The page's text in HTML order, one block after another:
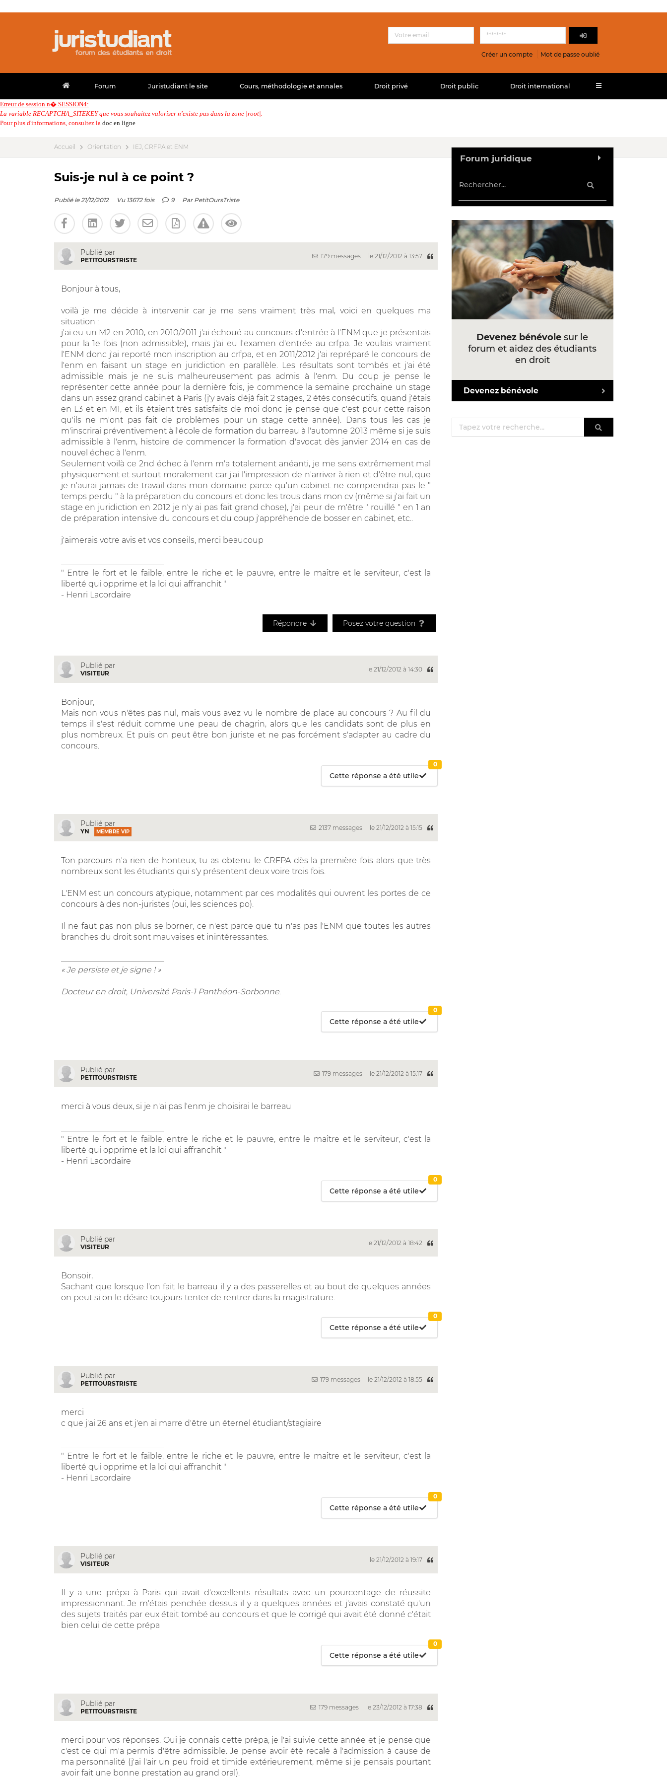
Créer un compte Mot de passe oublié
Forum Juristudiant le site Cours, méthodologie et annales Droit privé Droit public Droit international
Erreur de session n� SESSION4:
La variable RECAPTCHA_SITEKEY que vous souhaitez valoriser n'existe pas dans la zone |root|.
Pour plus d'informations, consultez la doc en ligne
Accueil Orientation IEJ, CRFPA et ENM
Suis-je nul à ce point ?
Publié le 21/12/2012 Vu 13672 fois 9 Par PetitOursTriste
Publié par
PETITOURSTRISTE
179 messages le 21/12/2012 à 13:57
Bonjour à tous,
voilà je me décide à intervenir car je me sens vraiment très mal, voici en quelques ma
situation :
j'ai eu un M2 en 2010, en 2010/2011 j'ai échoué au concours d'entrée à l'ENM que je présentais
pour la 1e fois (non admissible), mais j'ai eu l'examen d'entrée au crfpa. Je voulais vraiment
l'ENM donc j'ai reporté mon inscription au crfpa, et en 2011/2012 j'ai repréparé le concours de
l'enm en faisant un stage en juridiction en parallèle. Les résultats sont tombés et j'ai été
admissible mais je ne suis malheureusement pas admis à l'enm. Du coup je pense le
représenter cette année pour la dernière fois, je commence la semaine prochaine un stage
dans un assez grand cabinet à Paris (j'y avais déjà fait 2 stages, 2 étés consécutifs, quand j'étais
en L3 et en M1, et ils étaient très satisfaits de moi donc je pense que c'est pour cette raison
qu'ils ne m'ont pas fait de problèmes pour un stage cette année). Dans tous les cas je
m'inscrirai préventivement à l'école de formation du barreau à l'automne 2013 même si je suis
admissible à l'enm, histoire de commencer la formation d'avocat dès janvier 2014 en cas de
nouvel échec à l'enm.
Seulement voilà ce 2nd échec à l'enm m'a totalement anéanti, je me sens extrêmement mal
physiquement et surtout moralement car j'ai l'impression de n'arriver à rien et d'être nul, que
je n'aurai jamais de travail dans mon domaine parce qu'un cabinet ne comprendrai pas le "
temps perdu " à la préparation du concours et donc les trous dans mon cv (même si j'ai fait un
stage en juridiction en 2012 je n'y ai pas fait grand chose), j'ai peur de m'être " rouillé " en 1 an
de préparation intensive du concours et du coup j'appréhende de bosser en cabinet, etc..
j'aimerais votre avis et vos conseils, merci beaucoup
" Entre le fort et le faible, entre le riche et le pauvre, entre le maître et le serviteur, c'est la
liberté qui opprime et la loi qui affranchit "
- Henri Lacordaire
Répondre Posez votre question
Publié par
VISITEUR
le 21/12/2012 à 14:30
Bonjour,
Mais non vous n'êtes pas nul, mais vous avez vu le nombre de place au concours ? Au fil du
temps il s'est réduit comme une peau de chagrin, alors que les candidats sont de plus en
plus nombreux. Et puis on peut être bon juriste et ne pas forcément s'adapter au cadre du
concours.
Cette réponse a été utile
0
Publié par
YN MEMBRE VIP
2137 messages le 21/12/2012 à 15:15
Ton parcours n'a rien de honteux, tu as obtenu le CRFPA dès la première fois alors que très
nombreux sont les étudiants qui s'y présentent deux voire trois fois.
L'ENM est un concours atypique, notamment par ces modalités qui ouvrent les portes de ce
concours à des non-juristes (oui, les sciences po).
Il ne faut pas non plus se borner, ce n'est parce que tu n'as pas l'ENM que toutes les autres
branches du droit sont mauvaises et inintéressantes.
« Je persiste et je signe ! »
Docteur en droit, Université Paris-1 Panthéon-Sorbonne.
Cette réponse a été utile
0
Publié par
PETITOURSTRISTE
179 messages le 21/12/2012 à 15:17
merci à vous deux, si je n'ai pas l'enm je choisirai le barreau
" Entre le fort et le faible, entre le riche et le pauvre, entre le maître et le serviteur, c'est la
liberté qui opprime et la loi qui affranchit "
- Henri Lacordaire
Cette réponse a été utile
0
Publié par
VISITEUR
le 21/12/2012 à 18:42
Bonsoir,
Sachant que lorsque l'on fait le barreau il y a des passerelles et au bout de quelques années
on peut si on le désire toujours tenter de rentrer dans la magistrature.
Cette réponse a été utile
0
Publié par
PETITOURSTRISTE
179 messages le 21/12/2012 à 18:55
merci
c que j'ai 26 ans et j'en ai marre d'être un éternel étudiant/stagiaire
" Entre le fort et le faible, entre le riche et le pauvre, entre le maître et le serviteur, c'est la
liberté qui opprime et la loi qui affranchit "
- Henri Lacordaire
Cette réponse a été utile
0
Publié par
VISITEUR
le 21/12/2012 à 19:17
Il y a une prépa à Paris qui avait d'excellents résultats avec un pourcentage de réussite
impressionnant. Je m'étais penchée dessus il y a quelques années et j'avais constaté qu'un
des sujets traités par eux était tombé au concours et que le corrigé qui avait été donné c'était
bien celui de cette prépa
Cette réponse a été utile
0
Publié par
PETITOURSTRISTE
179 messages le 23/12/2012 à 17:38
merci pour vos réponses. Oui je connais cette prépa, je l'ai suivie cette année et je pense que
c'est ce qui m'a permis d'être admissible. Je pense avoir été recalé à l'admission à cause de
ma personnalité (j'ai l'air un peu froid et timide extérieurement, même si je pensais pourtant
avoir fait une bonne prestation au grand oral).
Forum juridique
Devenez bénévole sur le
forum et aidez des étudiants
en droit
Devenez bénévole